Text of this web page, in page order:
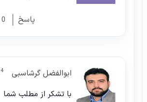
پاسخ 0
4 تیر 1394 - 22:40
ابوالفضل گرشاسبی
با تشکر از مطلب شما